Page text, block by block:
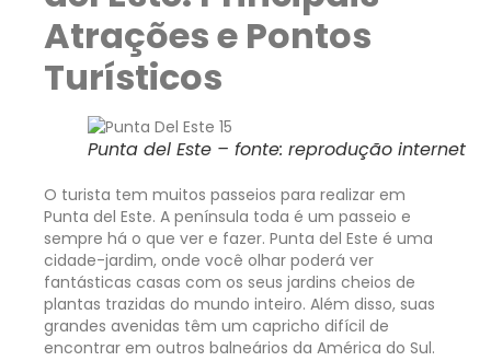
Atrações e Pontos
Turísticos
Punta del Este – fonte: reprodução internet
O turista tem muitos passeios para realizar em
Punta del Este. A península toda é um passeio e
sempre há o que ver e fazer. Punta del Este é uma
cidade-jardim, onde você olhar poderá ver
fantásticas casas com os seus jardins cheios de
plantas trazidas do mundo inteiro. Além disso, suas
grandes avenidas têm um capricho difícil de
encontrar em outros balneários da América do Sul.